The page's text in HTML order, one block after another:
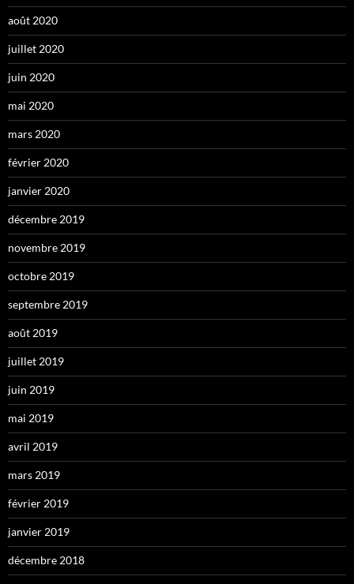
août 2020
juillet 2020
juin 2020
mai 2020
mars 2020
février 2020
janvier 2020
décembre 2019
novembre 2019
octobre 2019
septembre 2019
août 2019
juillet 2019
juin 2019
mai 2019
avril 2019
mars 2019
février 2019
janvier 2019
décembre 2018